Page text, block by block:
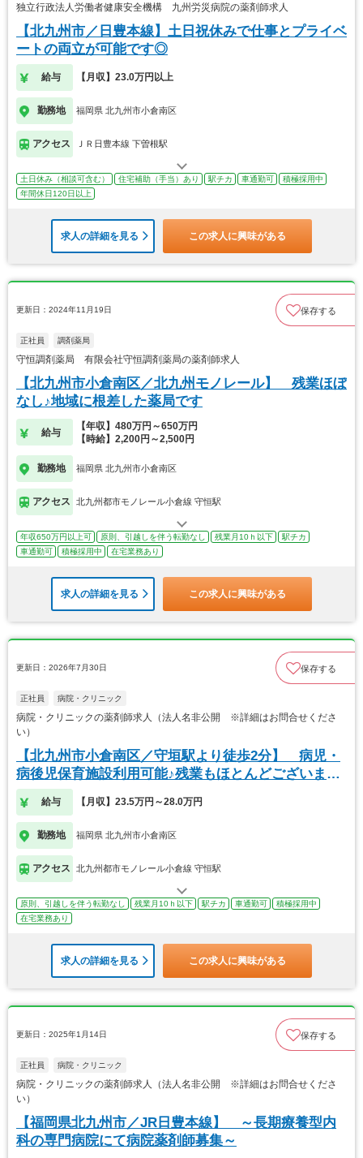
独立行政法人労働者健康安全機構 九州労災病院の薬剤師求人
【北九州市／日豊本線】土日祝休みで仕事とプライベ
ートの両立が可能です◎
給与 【月収】23.0万円以上
勤務地 福岡県 北九州市小倉南区
アクセス ＪＲ日豊本線 下曽根駅
土日休み（相談可含む） 住宅補助（手当）あり 駅チカ 車通勤可
積極採用中
年間休日120日以上
求人の詳細を見る この求人に興味がある
更新日：2024年11月19日 保存する
正社員 調剤薬局
守恒調剤薬局 有限会社守恒調剤薬局の薬剤師求人
【北九州市小倉南区／北九州モノレール】 残業ほぼ
なし♪地域に根差した薬局です
給与
【年収】480万円～650万円
【時給】2,200円～2,500円
勤務地 福岡県 北九州市小倉南区
アクセス 北九州都市モノレール小倉線 守恒駅
年収650万円以上可 原則、引越しを伴う転勤なし 残業月10ｈ以下
駅チカ
車通勤可
積極採用中 在宅業務あり
求人の詳細を見る この求人に興味がある
更新日：2026年7月30日 保存する
正社員 病院・クリニック
病院・クリニックの薬剤師求人（法人名非公開 ※詳細はお問合せくださ
い）
【北九州市小倉南区／守垣駅より徒歩2分】 病児・
病後児保育施設利用可能♪残業もほとんどございませ
ん
給与 【月収】23.5万円～28.0万円
勤務地 福岡県 北九州市小倉南区
アクセス 北九州都市モノレール小倉線 守恒駅
原則、引越しを伴う転勤なし 残業月10ｈ以下 駅チカ 車通勤可
積極採用中
在宅業務あり
求人の詳細を見る この求人に興味がある
更新日：2025年1月14日 保存する
正社員 病院・クリニック
病院・クリニックの薬剤師求人（法人名非公開 ※詳細はお問合せくださ
い）
【福岡県北九州市／JR日豊本線】 ～長期療養型内
科の専門病院にて病院薬剤師募集～